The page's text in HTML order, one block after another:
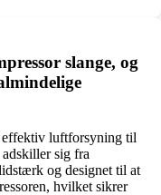
slange, og
effektiv luftforsyning til
sig fra
og designet til at
hvilket sikrer